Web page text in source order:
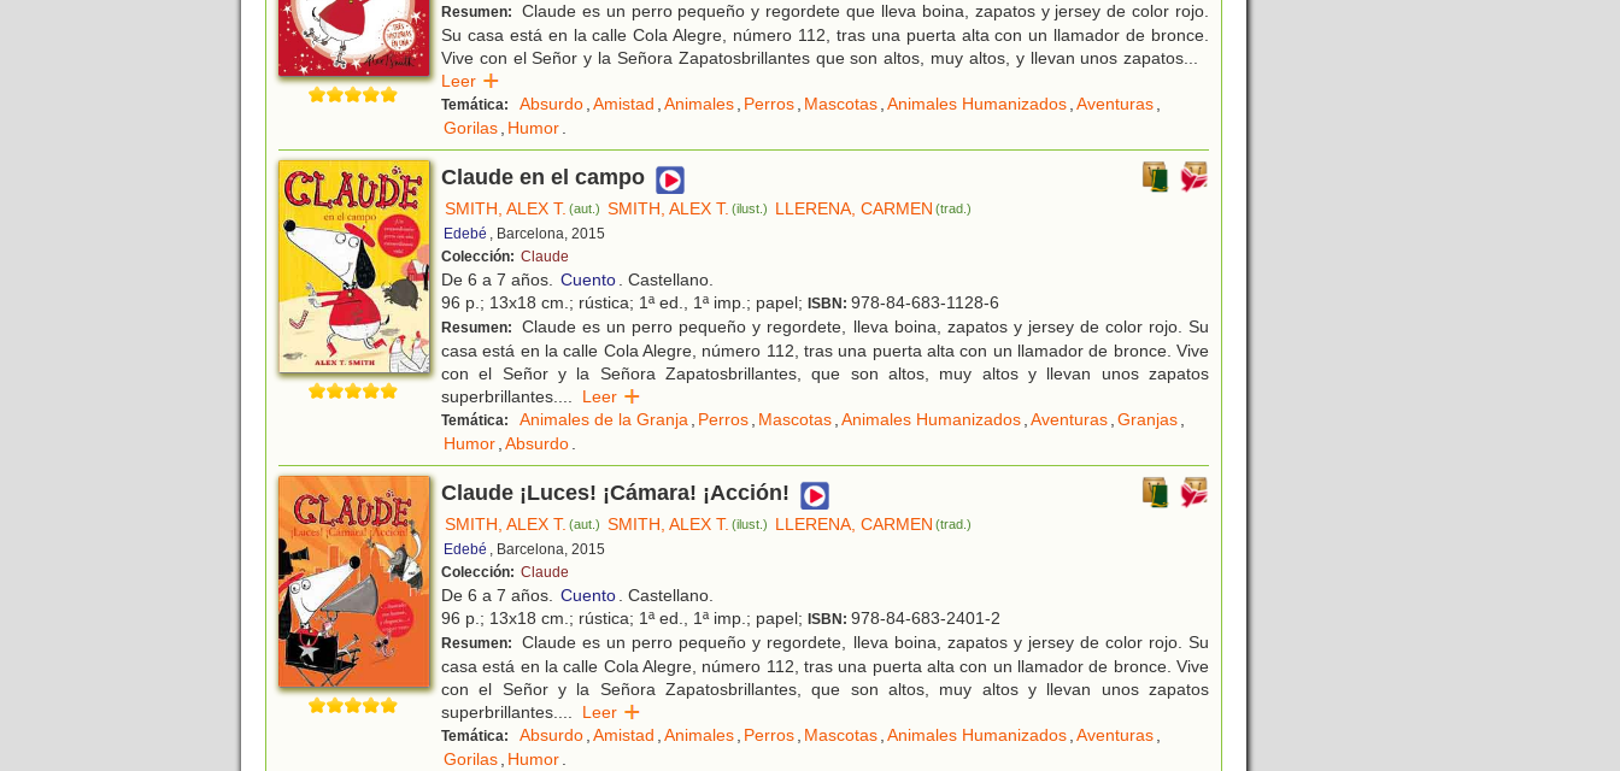
Resumen:
Claude es un perro pequeño y regordete que lleva boina, zapatos y jersey de color rojo.
Su casa está en la calle Cola Alegre, número 112, tras una puerta alta con un llamador de bronce.
Vive con el Señor y la Señora Zapatosbrillantes que son altos, muy altos, y llevan unos zapatos...
Leer
Temática: Absurdo,Amistad ,Animales, Perros, Mascotas,Animales Humanizados,Aventuras,
Gorilas, Humor.
Claude en el campo
SMITH, ALEX T. (aut.) SMITH, ALEX T. (ilust.) LLERENA, CARMEN (trad.)
Edebé , Barcelona, 2015
Colección: Claude
De 6 a 7 años. Cuento. Castellano.
96 p.; 13x18 cm.; rústica; 1ª ed., 1ª imp.; papel; ISBN: 978-84-683-1128-6
Resumen:
Claude es un perro pequeño y regordete, lleva boina, zapatos y jersey de color rojo. Su
casa está en la calle Cola Alegre, número 112, tras una puerta alta con un llamador de bronce. Vive
con el Señor y la Señora Zapatosbrillantes, que son altos, muy altos y llevan unos zapatos
superbrillantes.... Leer
Temática: Animales de la Granja, Perros, Mascotas,Animales Humanizados,Aventuras,Granjas,
Humor,Absurdo.
Claude ¡Luces! ¡Cámara! ¡Acción!
SMITH, ALEX T. (aut.) SMITH, ALEX T. (ilust.) LLERENA, CARMEN (trad.)
Edebé , Barcelona, 2015
Colección: Claude
De 6 a 7 años. Cuento. Castellano.
96 p.; 13x18 cm.; rústica; 1ª ed., 1ª imp.; papel; ISBN: 978-84-683-2401-2
Resumen:
Claude es un perro pequeño y regordete, lleva boina, zapatos y jersey de color rojo. Su
casa está en la calle Cola Alegre, número 112, tras una puerta alta con un llamador de bronce. Vive
con el Señor y la Señora Zapatosbrillantes, que son altos, muy altos y llevan unos zapatos
superbrillantes.... Leer
Temática: Absurdo,Amistad ,Animales, Perros, Mascotas,Animales Humanizados,Aventuras,
Gorilas, Humor.